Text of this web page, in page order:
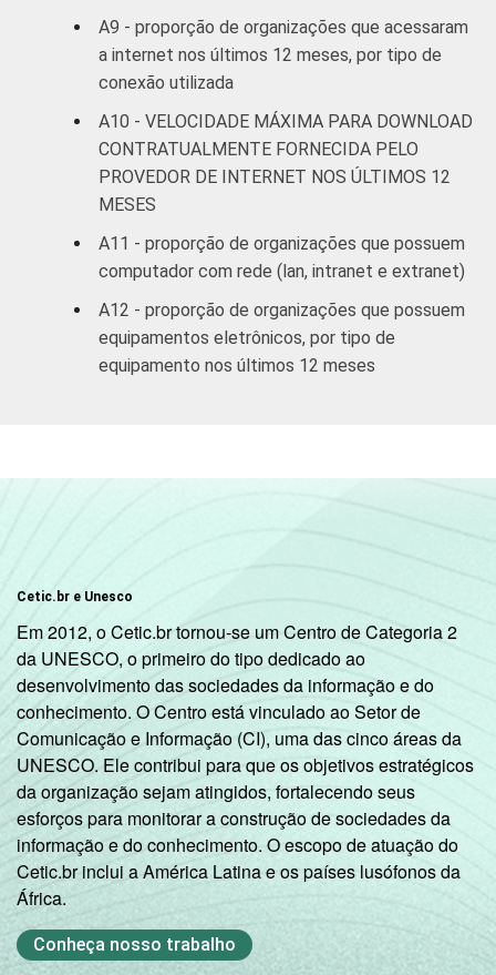
A9 - proporção de organizações que acessaram
a internet nos últimos 12 meses, por tipo de
conexão utilizada
A10 - VELOCIDADE MÁXIMA PARA DOWNLOAD
CONTRATUALMENTE FORNECIDA PELO
PROVEDOR DE INTERNET NOS ÚLTIMOS 12
MESES
A11 - proporção de organizações que possuem
computador com rede (lan, intranet e extranet)
A12 - proporção de organizações que possuem
equipamentos eletrônicos, por tipo de
equipamento nos últimos 12 meses
Cetic.br e Unesco
Em 2012, o Cetic.br tornou-se um Centro de Categoria 2
da UNESCO, o primeiro do tipo dedicado ao
desenvolvimento das sociedades da informação e do
conhecimento. O Centro está vinculado ao Setor de
Comunicação e Informação (CI), uma das cinco áreas da
UNESCO. Ele contribui para que os objetivos estratégicos
da organização sejam atingidos, fortalecendo seus
esforços para monitorar a construção de sociedades da
informação e do conhecimento. O escopo de atuação do
Cetic.br inclui a América Latina e os países lusófonos da
África.
Conheça nosso trabalho